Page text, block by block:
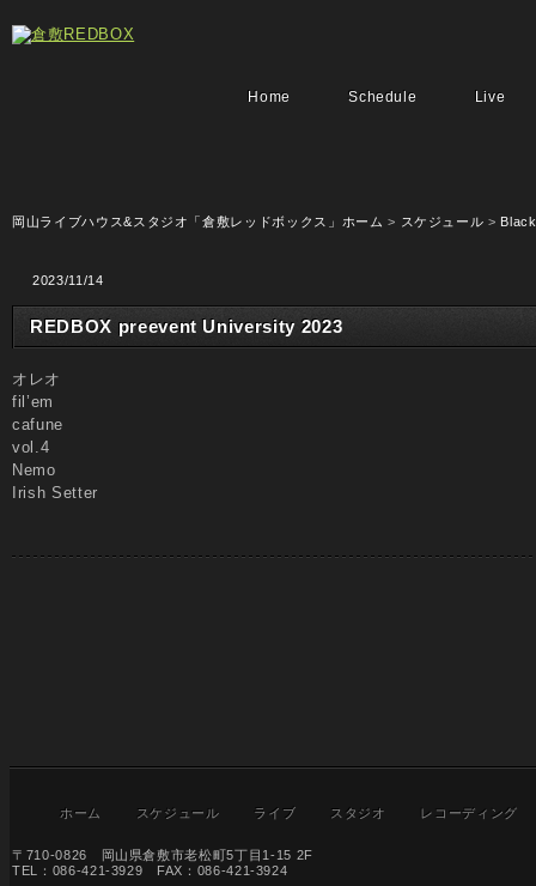
Home Schedule Live
岡山ライブハウス&スタジオ「倉敷レッドボックス」ホーム > スケジュール >
2023/11/14
REDBOX preevent University 2023
オレオ
fil’em
cafune
vol.4
Nemo
Irish Setter
ホーム スケジュール ライブ スタジオ レコーディング
〒710-0826 岡山県倉敷市老松町5丁目1-15 2F
TEL：086-421-3929 FAX：086-421-3924